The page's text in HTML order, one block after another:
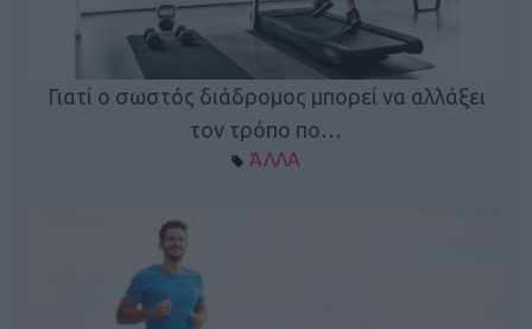
Γιατί ο σωστός διάδρομος μπορεί να αλλάξει
τον τρόπο πο…
ΆΛΛΑ